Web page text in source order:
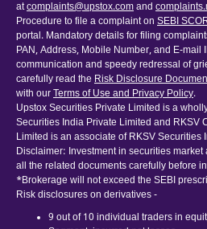
atcomplaints@upstox.comand
Procedure to file a complaint on SEBI
portal. Mandatory details for filing
PAN, Address, Mobile Number, and E-mail
communication and speedy redressal of
carefully read the Risk Disclosure
with ourTerms of Use and Privacy Policy.
Upstox Securities Private Limited is a
Securities India Private Limited and RKSV
Limited is an associate of RKSV Securities
Disclaimer: Investment in securities
all the related documents carefully before
*Brokerage will not exceed the SEBI
Risk disclosures on derivatives -
9 out of 10 individual traders in